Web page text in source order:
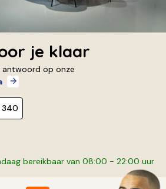
je klaar
antwoord op onze
340
bereikbaar van 08:00 - 22:00 uur